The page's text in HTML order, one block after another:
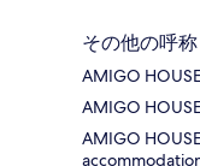
その他の呼称
AMIGO HOUSE
AMIGO
AMIGO